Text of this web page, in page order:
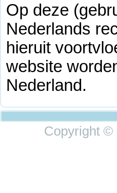
Op deze
Nederlands
hieruit
website
Nederland.
Copyright ©